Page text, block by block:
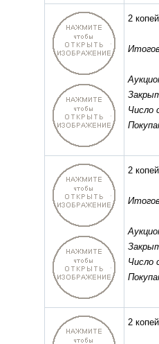
2
Число
2
Число
2